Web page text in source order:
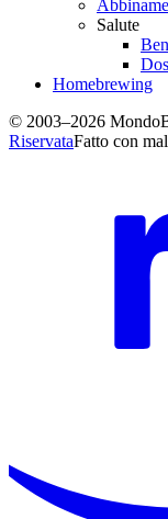
Salute
Homebrewing
© 2003–2026
RiservataFatto con